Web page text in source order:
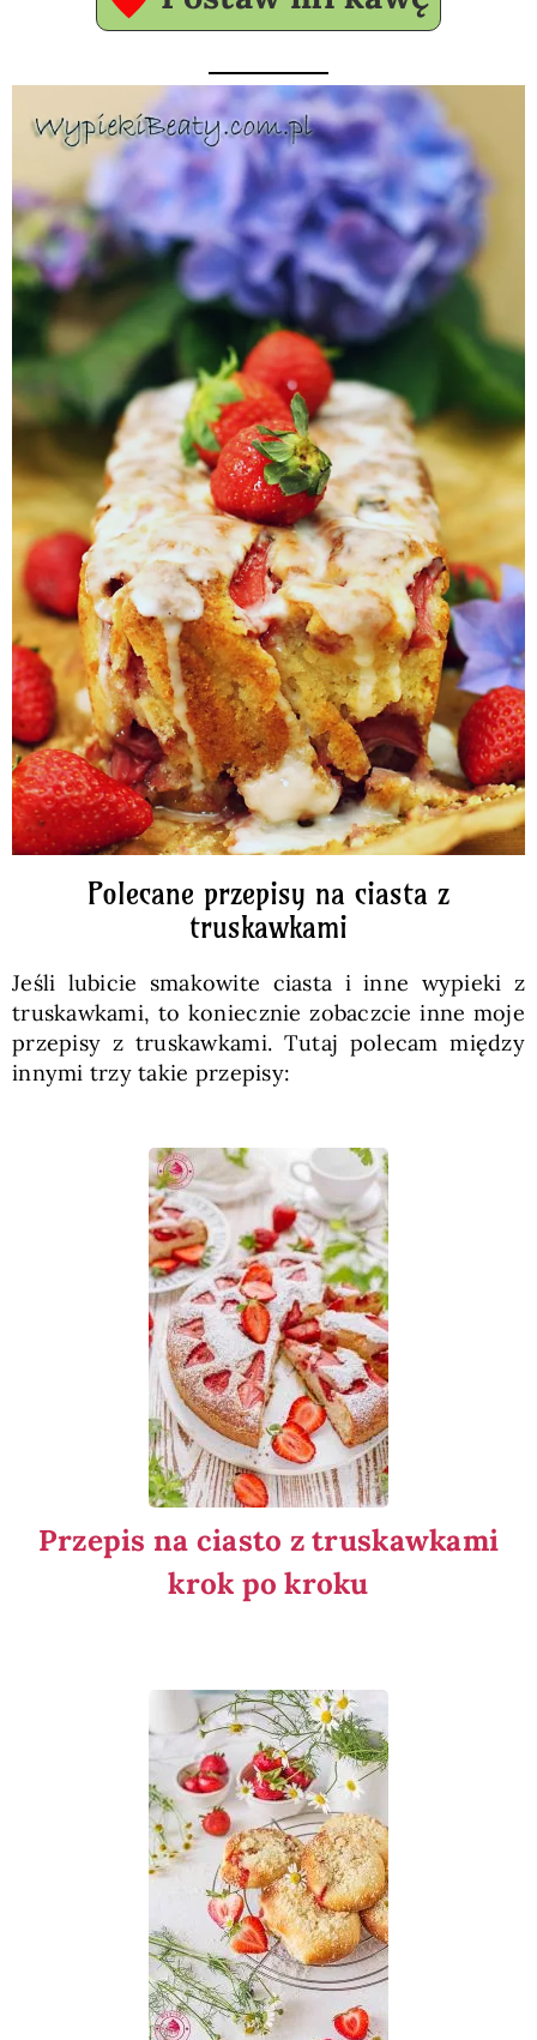
Polecane przepisy na ciasta z
truskawkami
Jeśli lubicie smakowite ciasta i inne wypieki z
truskawkami, to koniecznie zobaczcie inne moje
przepisy z truskawkami. Tutaj polecam między
innymi trzy takie przepisy:
Przepis na ciasto z truskawkami
krok po kroku